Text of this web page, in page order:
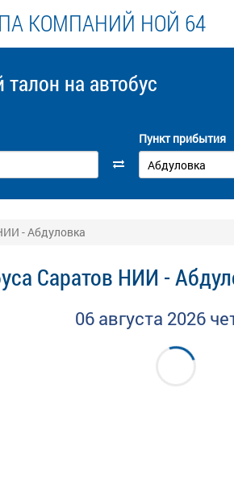
КОМПАНИЙ НОЙ 64
талон на автобус
Пункт прибытия
- Абдуловка
Саратов НИИ -
06 августа 2026